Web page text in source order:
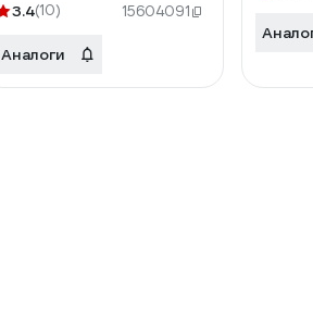
3.4(10) 15604091
Аналоги